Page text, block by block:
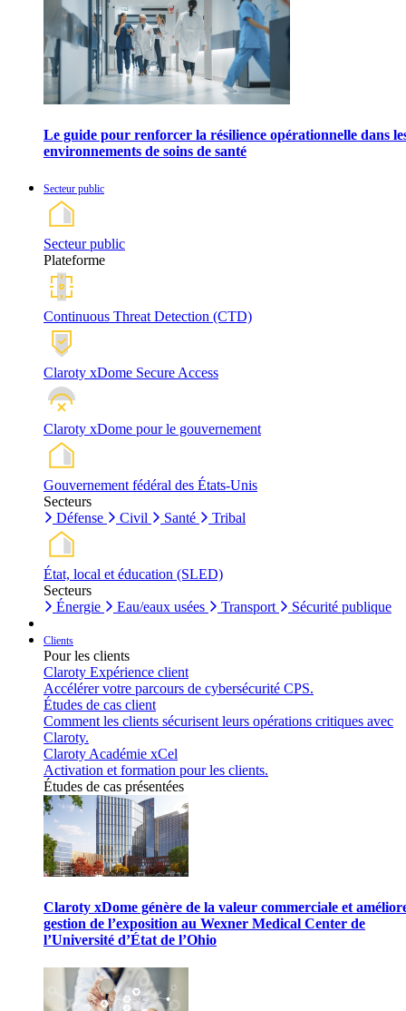
Le guide pour renforcer la résilience opérationnelle dans
environnements de soins de santé
Secteur public
Secteur public
Plateforme
Continuous Threat Detection (CTD)
Claroty xDome Secure Access
Claroty xDome pour le gouvernement
Gouvernement fédéral des États-Unis
Secteurs
Défense
Civil Santé Tribal
État, local et éducation (SLED)
Secteurs
Énergie
Eau/eaux usées Transport Sécurité publique
Clients
Pour les clients
Claroty Expérience client
Accélérer votre parcours de cybersécurité CPS.
Études de cas client
Comment les clients sécurisent leurs opérations critiques avec
Claroty.
Claroty Académie xCel
Activation et formation pour les clients.
Études de cas présentées
Claroty xDome génère de la valeur commerciale et
gestion de l’exposition au Wexner Medical Center de
l’Université d’État de l’Ohio